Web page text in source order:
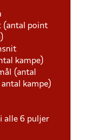
(antal point
kampe)
(antal
kampe)
alle 6 puljer